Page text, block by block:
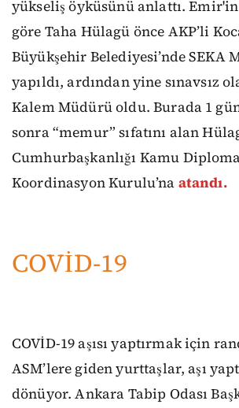
yükseliş öyküsünü anlattı. Emir'in
göre Taha Hülagü önce AKP’li
Büyükşehir Belediyesi’nde SEKA
yapıldı, ardından yine sınavsız
Kalem Müdürü oldu. Burada 1
sonra “memur” sıfatını alan
Cumhurbaşkanlığı Kamu
Koordinasyon Kurulu’na atandı.
COVİD-19
COVİD-19 aşısı yaptırmak için
ASM’lere giden yurttaşlar, aşı
dönüyor. Ankara Tabip Odası